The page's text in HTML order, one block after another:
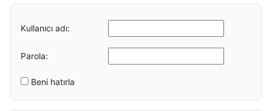
Kullanıcı adı:
Parola:
Beni hatırla